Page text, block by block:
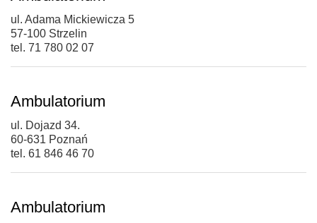
ul. Adama Mickiewicza 5
57-100 Strzelin
tel. 71 780 02 07
Ambulatorium
ul. Dojazd 34.
60-631 Poznań
tel. 61 846 46 70
Ambulatorium